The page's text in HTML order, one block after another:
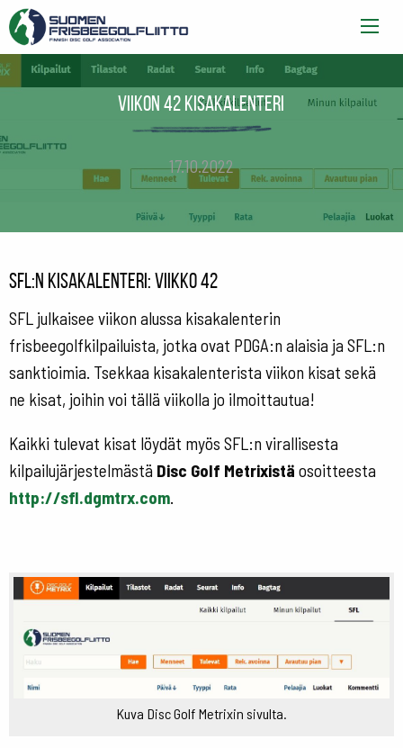
Viikon 42 kisakalenteri
17.10.2022
SFL:n kisakalenteri: viikko 42
SFL julkaisee viikon alussa kisakalenterin
frisbeegolfkilpailuista, jotka ovat PDGA:n alaisia ja SFL:n
sanktioimia. Tsekkaa kisakalenterista viikon kisat sekä
ne kisat, joihin voi tällä viikolla jo ilmoittautua!
Kaikki tulevat kisat löydät myös SFL:n virallisesta
kilpailujärjestelmästä Disc Golf Metrixistä osoitteesta
http://sfl.dgmtrx.com.
Kuva Disc Golf Metrixin sivulta.